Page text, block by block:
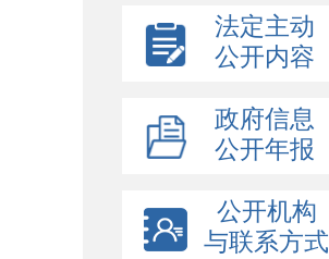
法定主动
公开内容
政府信息
公开年报
公开机构
与联系方式